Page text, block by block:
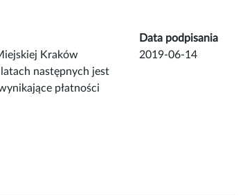
Data podpisania
Kraków
następnych jest
płatności
2019-06-14